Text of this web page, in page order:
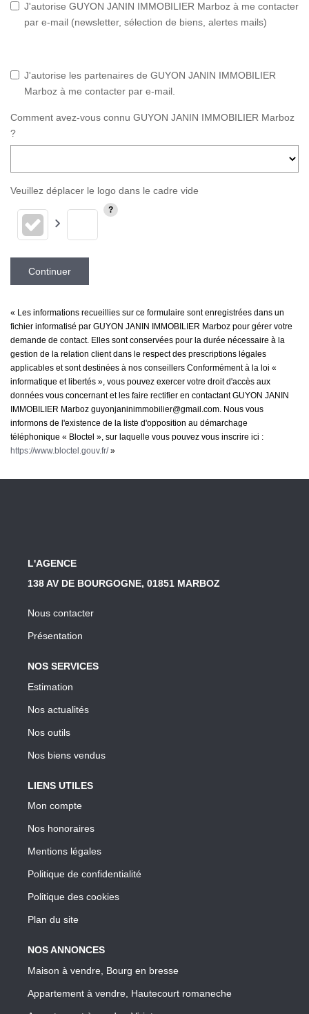
J'autorise GUYON JANIN IMMOBILIER Marboz à me contacter
par e-mail (newsletter, sélection de biens, alertes mails)
J'autorise les partenaires de GUYON JANIN IMMOBILIER
Marboz à me contacter par e-mail.
Comment avez-vous connu GUYON JANIN IMMOBILIER Marboz
?
Veuillez déplacer le logo dans le cadre vide
Continuer
« Les informations recueillies sur ce formulaire sont enregistrées dans un
fichier informatisé par GUYON JANIN IMMOBILIER Marboz pour gérer votre
demande de contact. Elles sont conservées pour la durée nécessaire à la
gestion de la relation client dans le respect des prescriptions légales
applicables et sont destinées à nos conseillers Conformément à la loi «
informatique et libertés », vous pouvez exercer votre droit d'accès aux
données vous concernant et les faire rectifier en contactant GUYON JANIN
IMMOBILIER Marboz guyonjaninimmobilier@gmail.com. Nous vous
informons de l'existence de la liste d'opposition au démarchage
téléphonique « Bloctel », sur laquelle vous pouvez vous inscrire ici :
https://www.bloctel.gouv.fr/»
L'AGENCE
138 AV DE BOURGOGNE, 01851 MARBOZ
Nous contacter
Présentation
NOS SERVICES
Estimation
Nos actualités
Nos outils
Nos biens vendus
LIENS UTILES
Mon compte
Nos honoraires
Mentions légales
Politique de confidentialité
Politique des cookies
Plan du site
NOS ANNONCES
Maison à vendre, Bourg en bresse
Appartement à vendre, Hautecourt romaneche